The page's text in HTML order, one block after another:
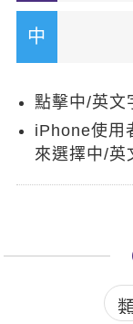
點擊中/英文
iPhone使用
來選擇中/英